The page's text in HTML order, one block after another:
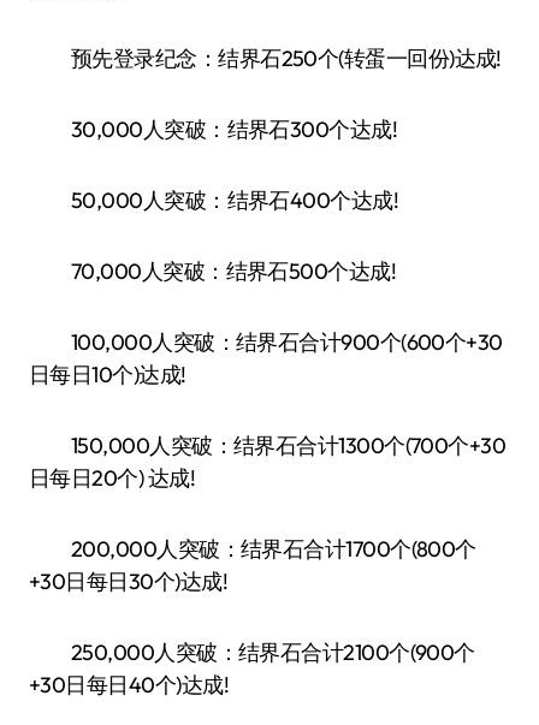
预先登录纪念：结界石250个(转蛋一回份)达成!
30,000人突破：结界石300个达成!
50,000人突破：结界石400个达成!
70,000人突破：结界石500个达成!
100,000人突破：结界石合计900个(600个+30
日每日10个)达成!
150,000人突破：结界石合计1300个(700个+30
日每日20个) 达成!
200,000人突破：结界石合计1700个(800个
+30日每日30个)达成!
250,000人突破：结界石合计2100个(900个
+30日每日40个)达成!